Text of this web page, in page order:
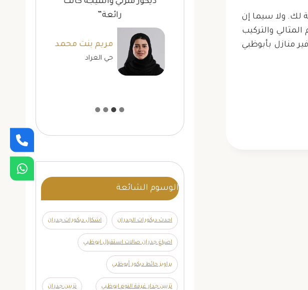
لك. ولا سيما إن
والتركيب
منازل بأبوظبي
حمد بن عبدالله
حي البطين
رائعة”
مريم بنت محمد
حي العراد
الوسوم الشائعة
احدث ديكورات الجدران اشكال ديكورات جدران
اصباغ جدران صالات استقبال ابوظبي
براويز حائط ديكور أبوظبي
تزيين جدار غرفة النوم ابوظبي تزيين جدران